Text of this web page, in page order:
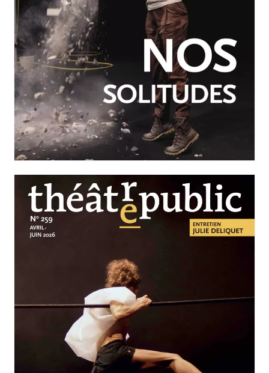
JUILLET-SEPTEMBRE 2026
N°260
Nos solitudes